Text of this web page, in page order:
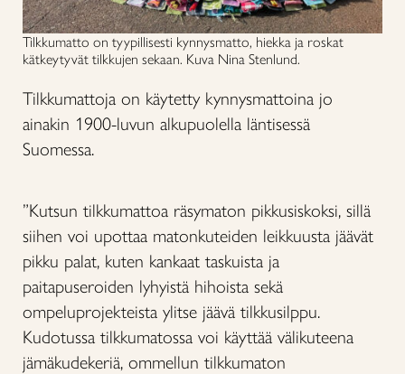
Tilkkumatto on tyypillisesti kynnysmatto, hiekka ja roskat
kätkeytyvät tilkkujen sekaan. Kuva Nina Stenlund.
Tilkkumattoja on käytetty kynnysmattoina jo
ainakin 1900-luvun alkupuolella läntisessä
Suomessa.
”Kutsun tilkkumattoa räsymaton pikkusiskoksi, sillä
siihen voi upottaa matonkuteiden leikkuusta jäävät
pikku palat, kuten kankaat taskuista ja
paitapuseroiden lyhyistä hihoista sekä
ompeluprojekteista ylitse jäävä tilkkusilppu.
Kudotussa tilkkumatossa voi käyttää välikuteena
jämäkudekeriä, ommellun tilkkumaton